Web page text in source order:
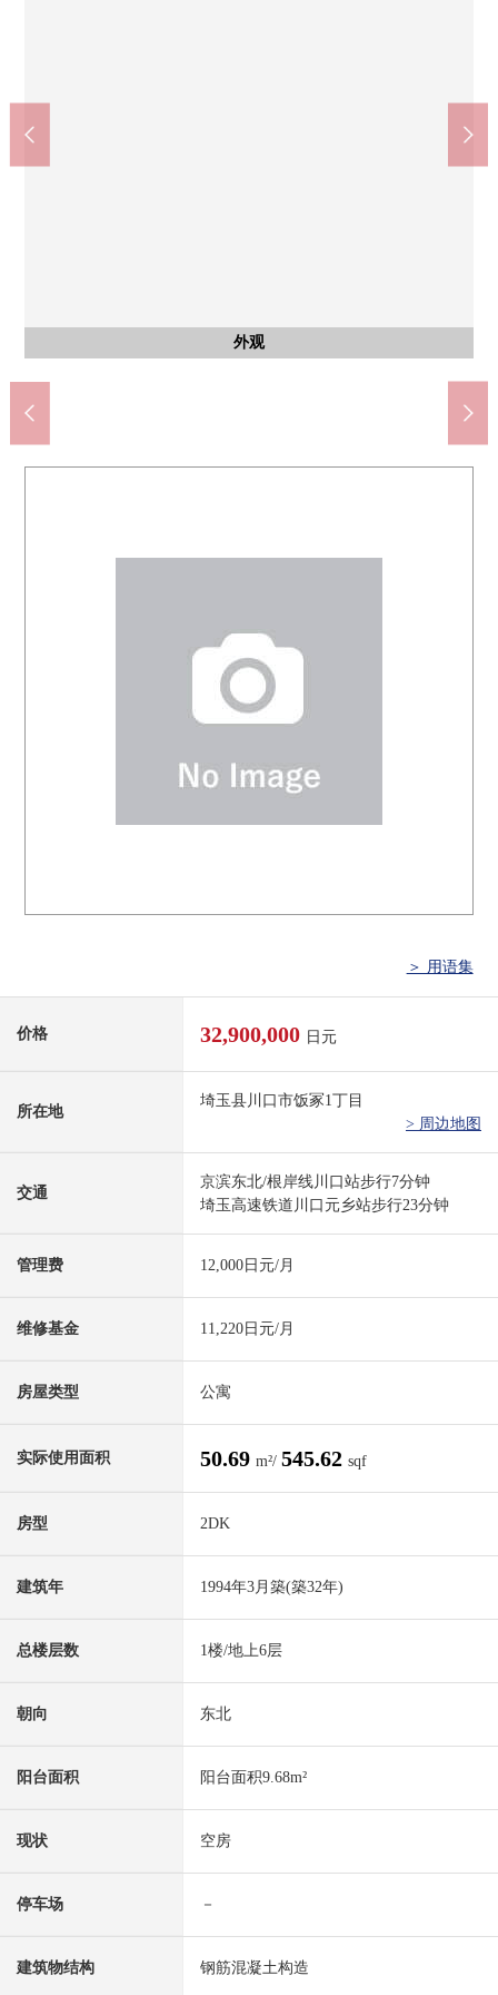
外观
外观
入口
大厅
停车场
共有部分
其他
川口市立饭冢小学(约520m)
川口市立西中学校(约1500m)
ＯＫ川口商店(约370m)
＞ 用语集
价格 32,900,000 日元
所在地
埼玉县川口市饭冢1丁目
> 周边地图
交通
京滨东北/根岸线川口站步行7分钟
埼玉高速铁道川口元乡站步行23分钟
管理费 12,000日元/月
维修基金 11,220日元/月
房屋类型 公寓
实际使用面积 50.69 m²/ 545.62 sqf
房型 2DK
建筑年 1994年3月築(築32年)
总楼层数 1楼/地上6层
朝向 东北
阳台面积 阳台面积9.68m²
现状 空房
停车场 －
建筑物结构 钢筋混凝土构造